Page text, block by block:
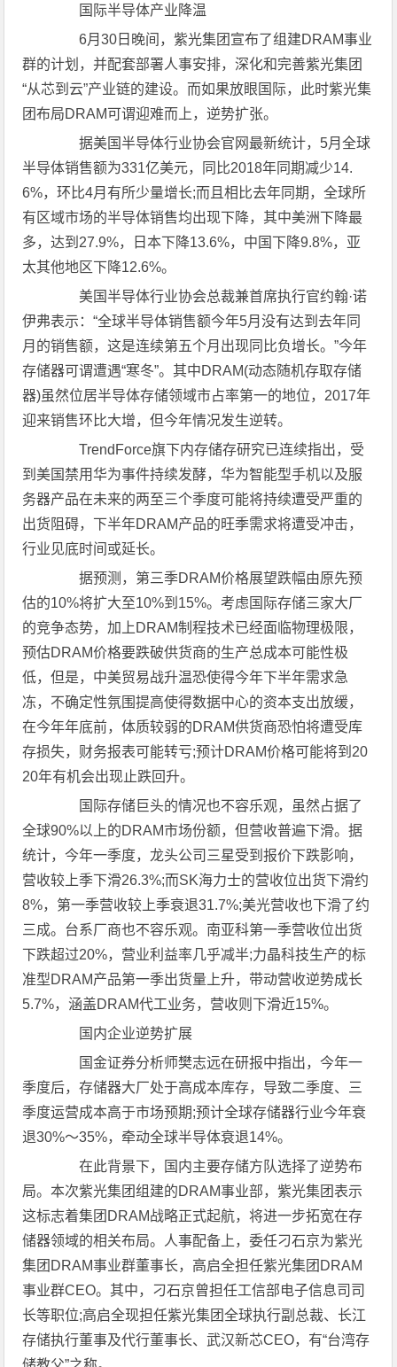
国际半导体产业降温
6月30日晚间，紫光集团宣布了组建DRAM事业
群的计划，并配套部署人事安排，深化和完善紫光集团
“从芯到云”产业链的建设。而如果放眼国际，此时紫光集
团布局DRAM可谓迎难而上，逆势扩张。
据美国半导体行业协会官网最新统计，5月全球
半导体销售额为331亿美元，同比2018年同期减少14.
6%，环比4月有所少量增长;而且相比去年同期，全球所
有区域市场的半导体销售均出现下降，其中美洲下降最
多，达到27.9%，日本下降13.6%，中国下降9.8%，亚
太其他地区下降12.6%。
美国半导体行业协会总裁兼首席执行官约翰·诺
伊弗表示：“全球半导体销售额今年5月没有达到去年同
月的销售额，这是连续第五个月出现同比负增长。”今年
存储器可谓遭遇“寒冬”。其中DRAM(动态随机存取存储
器)虽然位居半导体存储领域市占率第一的地位，2017年
迎来销售环比大增，但今年情况发生逆转。
TrendForce旗下内存储存研究已连续指出，受
到美国禁用华为事件持续发酵，华为智能型手机以及服
务器产品在未来的两至三个季度可能将持续遭受严重的
出货阻碍，下半年DRAM产品的旺季需求将遭受冲击，
行业见底时间或延长。
据预测，第三季DRAM价格展望跌幅由原先预
估的10%将扩大至10%到15%。考虑国际存储三家大厂
的竞争态势，加上DRAM制程技术已经面临物理极限，
预估DRAM价格要跌破供货商的生产总成本可能性极
低，但是，中美贸易战升温恐使得今年下半年需求急
冻，不确定性氛围提高使得数据中心的资本支出放缓，
在今年年底前，体质较弱的DRAM供货商恐怕将遭受库
存损失，财务报表可能转亏;预计DRAM价格可能将到20
20年有机会出现止跌回升。
国际存储巨头的情况也不容乐观，虽然占据了
全球90%以上的DRAM市场份额，但营收普遍下滑。据
统计，今年一季度，龙头公司三星受到报价下跌影响，
营收较上季下滑26.3%;而SK海力士的营收位出货下滑约
8%，第一季营收较上季衰退31.7%;美光营收也下滑了约
三成。台系厂商也不容乐观。南亚科第一季营收位出货
下跌超过20%，营业利益率几乎减半;力晶科技生产的标
准型DRAM产品第一季出货量上升，带动营收逆势成长
5.7%，涵盖DRAM代工业务，营收则下滑近15%。
国内企业逆势扩展
国金证券分析师樊志远在研报中指出，今年一
季度后，存储器大厂处于高成本库存，导致二季度、三
季度运营成本高于市场预期;预计全球存储器行业今年衰
退30%～35%，牵动全球半导体衰退14%。
在此背景下，国内主要存储方队选择了逆势布
局。本次紫光集团组建的DRAM事业部，紫光集团表示
这标志着集团DRAM战略正式起航，将进一步拓宽在存
储器领域的相关布局。人事配备上，委任刁石京为紫光
集团DRAM事业群董事长，高启全担任紫光集团DRAM
事业群CEO。其中，刁石京曾担任工信部电子信息司司
长等职位;高启全现担任紫光集团全球执行副总裁、长江
存储执行董事及代行董事长、武汉新芯CEO，有“台湾存